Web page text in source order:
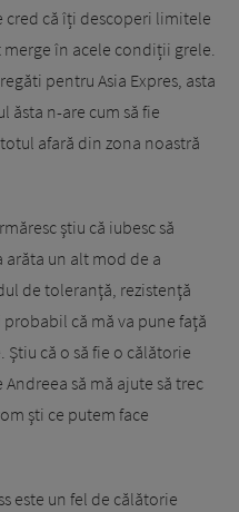
cred că îți descoperi limitele
în acele condiții grele.
pentru Asia Expres, asta
ăsta n-are cum să fie
afară din zona noastră
ştiu că iubesc să
arăta un alt mod de a
de toleranţă, rezistenţă
că mă va pune faţă
că o să fie o călătorie
să mă ajute să trec
şti ce putem face
este un fel de călătorie